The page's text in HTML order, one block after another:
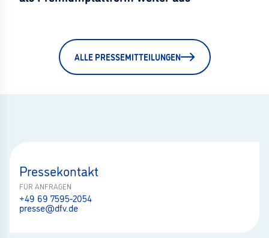
ALLE PRESSEMITTEILUNGEN
Pressekontakt
FÜR ANFRAGEN
+49 69 7595-2054
presse@dfv.de